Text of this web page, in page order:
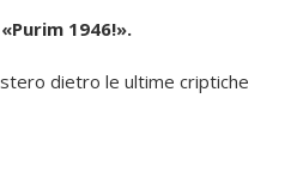
1946!».
dietro le ultime criptiche